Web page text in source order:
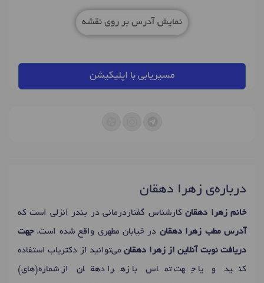
نمایش آدرس بر روی نقشه
مسیریابی با اپلیکیشن
درباره‌ی زهرا دهقان
خانم زهرا دهقانکارشناس گفتاردرمانی در بندر انزلی است که
آدرس مطب زهرا دهقان در خیابان مطهری واقع شده است.جهت
دریافت نوبت آنلاین از زهرا دهقانمی‌توانید از دکتریاب استفاده
کنید و یا جهت تماس با زهرا دهقان از شماره(های)